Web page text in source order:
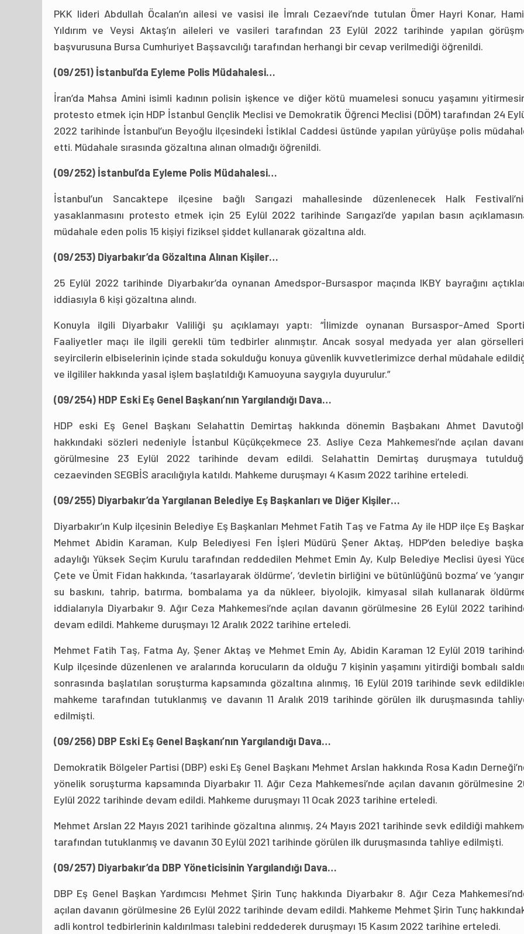
PKK lideri Abdullah Öcalan’ın ailesi ve vasisi ile İmralı Cezaevi’nde tutulan Ömer Hayri Konar,
Yıldırım ve Veysi Aktaş’ın aileleri ve vasileri tarafından 23 Eylül 2022 tarihinde yapılan
başvurusuna Bursa Cumhuriyet Başsavcılığı tarafından herhangi bir cevap verilmediği öğrenildi.
(09/251) İstanbul’da Eyleme Polis Müdahalesi…
İran’da Mahsa Amini isimli kadının polisin işkence ve diğer kötü muamelesi sonucu yaşamını
protesto etmek için HDP İstanbul Gençlik Meclisi ve Demokratik Öğrenci Meclisi (DÖM) tarafından 24
2022 tarihinde İstanbul’un Beyoğlu ilçesindeki İstiklal Caddesi üstünde yapılan yürüyüşe polis
etti. Müdahale sırasında gözaltına alınan olmadığı öğrenildi.
(09/252) İstanbul’da Eyleme Polis Müdahalesi…
İstanbul’un Sancaktepe ilçesine bağlı Sarıgazi mahallesinde düzenlenecek Halk
yasaklanmasını protesto etmek için 25 Eylül 2022 tarihinde Sarıgazi’de yapılan basın
müdahale eden polis 15 kişiyi fiziksel şiddet kullanarak gözaltına aldı.
(09/253) Diyarbakır’da Gözaltına Alınan Kişiler…
25 Eylül 2022 tarihinde Diyarbakır’da oynanan Amedspor-Bursaspor maçında IKBY bayrağını
iddiasıyla 6 kişi gözaltına alındı.
Konuyla ilgili Diyarbakır Valiliği şu açıklamayı yaptı: “İlimizde oynanan Bursaspor-Amed
Faaliyetler maçı ile ilgili gerekli tüm tedbirler alınmıştır. Ancak sosyal medyada yer alan
seyircilerin elbiselerinin içinde stada sokulduğu konuya güvenlik kuvvetlerimizce derhal müdahale
ve ilgililer hakkında yasal işlem başlatıldığı Kamuoyuna saygıyla duyurulur.”
(09/254) HDP Eski Eş Genel Başkanı’nın Yargılandığı Dava…
HDP eski Eş Genel Başkanı Selahattin Demirtaş hakkında dönemin Başbakanı Ahmet
hakkındaki sözleri nedeniyle İstanbul Küçükçekmece 23. Asliye Ceza Mahkemesi’nde açılan
görülmesine 23 Eylül 2022 tarihinde devam edildi. Selahattin Demirtaş duruşmaya
cezaevinden SEGBİS aracılığıyla katıldı. Mahkeme duruşmayı 4 Kasım 2022 tarihine erteledi.
(09/255) Diyarbakır’da Yargılanan Belediye Eş Başkanları ve Diğer Kişiler…
Diyarbakır’ın Kulp ilçesinin Belediye Eş Başkanları Mehmet Fatih Taş ve Fatma Ay ile HDP ilçe Eş
Mehmet Abidin Karaman, Kulp Belediyesi Fen İşleri Müdürü Şener Aktaş, HDP’den belediye
adaylığı Yüksek Seçim Kurulu tarafından reddedilen Mehmet Emin Ay, Kulp Belediye Meclisi üyesi
Çete ve Ümit Fidan hakkında, ‘tasarlayarak öldürme’, ‘devletin birliğini ve bütünlüğünü bozma’ ve
su baskını, tahrip, batırma, bombalama ya da nükleer, biyolojik, kimyasal silah kullanarak
iddialarıyla Diyarbakır 9. Ağır Ceza Mahkemesi’nde açılan davanın görülmesine 26 Eylül 2022
devam edildi. Mahkeme duruşmayı 12 Aralık 2022 tarihine erteledi.
Mehmet Fatih Taş, Fatma Ay, Şener Aktaş ve Mehmet Emin Ay, Abidin Karaman 12 Eylül 2019
Kulp ilçesinde düzenlenen ve aralarında korucuların da olduğu 7 kişinin yaşamını yitirdiği bombalı
sonrasında başlatılan soruşturma kapsamında gözaltına alınmış, 16 Eylül 2019 tarihinde sevk
mahkeme tarafından tutuklanmış ve davanın 11 Aralık 2019 tarihinde görülen ilk duruşmasında
edilmişti.
(09/256) DBP Eski Eş Genel Başkanı’nın Yargılandığı Dava…
Demokratik Bölgeler Partisi (DBP) eski Eş Genel Başkanı Mehmet Arslan hakkında Rosa Kadın
yönelik soruşturma kapsamında Diyarbakır 11. Ağır Ceza Mahkemesi’nde açılan davanın görülmesine
Eylül 2022 tarihinde devam edildi. Mahkeme duruşmayı 11 Ocak 2023 tarihine erteledi.
Mehmet Arslan 22 Mayıs 2021 tarihinde gözaltına alınmış, 24 Mayıs 2021 tarihinde sevk edildiği
tarafından tutuklanmış ve davanın 30 Eylül 2021 tarihinde görülen ilk duruşmasında tahliye edilmişti.
(09/257) Diyarbakır’da DBP Yöneticisinin Yargılandığı Dava…
DBP Eş Genel Başkan Yardımcısı Mehmet Şirin Tunç hakkında Diyarbakır 8. Ağır Ceza
açılan davanın görülmesine 26 Eylül 2022 tarihinde devam edildi. Mahkeme Mehmet Şirin Tunç
adli kontrol tedbirlerinin kaldırılması talebini reddederek duruşmayı 15 Kasım 2022 tarihine erteledi.